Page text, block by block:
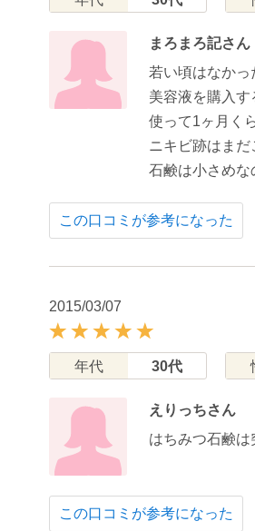
まろまろ記さん
若い頃はなか
美容液を購入す
使って1ヶ月く
ニキビ跡はまだ
石鹸は小さめな
この口コミが参考になった
2015/03/07
年代 30代
えりっちさん
はちみつ石鹸は
この口コミが参考になった